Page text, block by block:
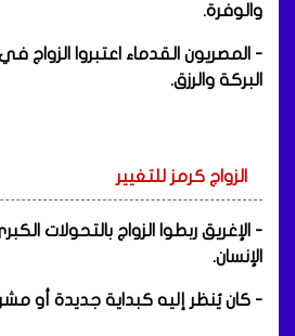
والوفرة.
- المصريون القدماء اعتبروا الزواج
البركة والرزق.
الزواج كرمز للتغيير
- الإغريق ربطوا الزواج بالتحولات
الإنسان.
- كان يُنظر إليه كبداية جديدة أو